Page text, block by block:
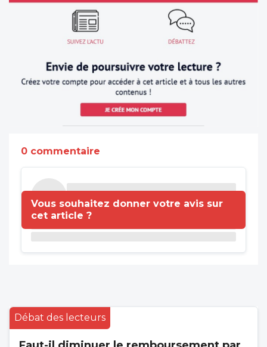
0 commentaire
Vous souhaitez donner votre avis sur
cet article ?
Débat des lecteurs